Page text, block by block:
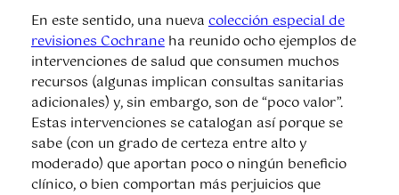
En este sentido, una nuevacolección especial de
revisiones Cochraneha reunido ocho ejemplos de
intervenciones de salud que consumen muchos
recursos (algunas implican consultas sanitarias
adicionales) y, sin embargo, son de “poco valor”.
Estas intervenciones se catalogan así porque se
sabe (con un grado de certeza entre alto y
moderado) que aportan poco o ningún beneficio
clínico, o bien comportan más perjuicios que